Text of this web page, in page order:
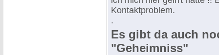
Kontaktproblem.
.
Es gibt da auch
"Geheimniss"